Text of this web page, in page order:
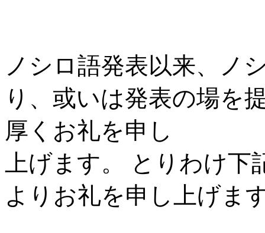
ノシロ語発表以来、ノ
り、或いは発表の場を
厚くお礼を申し
上げます。 とりわけ下
よりお礼を申し上げま